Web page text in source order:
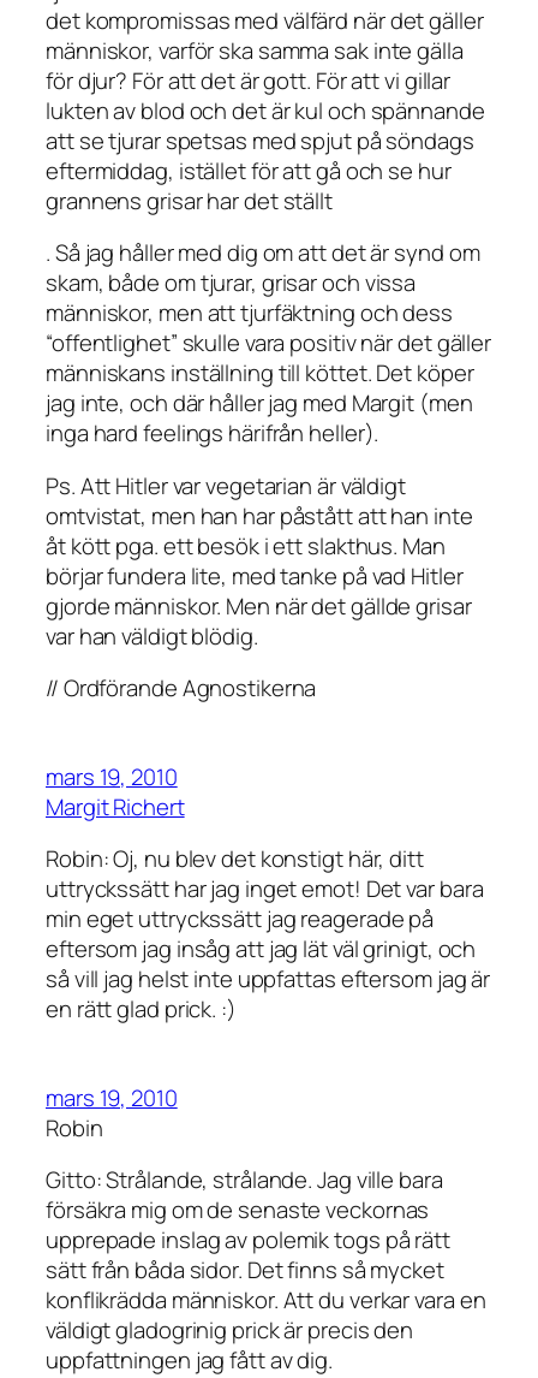
det kompromissas med välfärd när det gäller
människor, varför ska samma sak inte gälla
för djur? För att det är gott. För att vi gillar
lukten av blod och det är kul och spännande
att se tjurar spetsas med spjut på söndags
eftermiddag, istället för att gå och se hur
grannens grisar har det ställt
. Så jag håller med dig om att det är synd om
skam, både om tjurar, grisar och vissa
människor, men att tjurfäktning och dess
“offentlighet” skulle vara positiv när det gäller
människans inställning till köttet. Det köper
jag inte, och där håller jag med Margit (men
inga hard feelings härifrån heller).
Ps. Att Hitler var vegetarian är väldigt
omtvistat, men han har påstått att han inte
åt kött pga. ett besök i ett slakthus. Man
börjar fundera lite, med tanke på vad Hitler
gjorde människor. Men när det gällde grisar
var han väldigt blödig.
// Ordförande Agnostikerna
mars 19, 2010
Margit Richert
Robin: Oj, nu blev det konstigt här, ditt
uttryckssätt har jag inget emot! Det var bara
min eget uttryckssätt jag reagerade på
eftersom jag insåg att jag lät väl grinigt, och
så vill jag helst inte uppfattas eftersom jag är
en rätt glad prick. :)
mars 19, 2010
Robin
Gitto: Strålande, strålande. Jag ville bara
försäkra mig om de senaste veckornas
upprepade inslag av polemik togs på rätt
sätt från båda sidor. Det finns så mycket
konflikrädda människor. Att du verkar vara en
väldigt gladogrinig prick är precis den
uppfattningen jag fått av dig.